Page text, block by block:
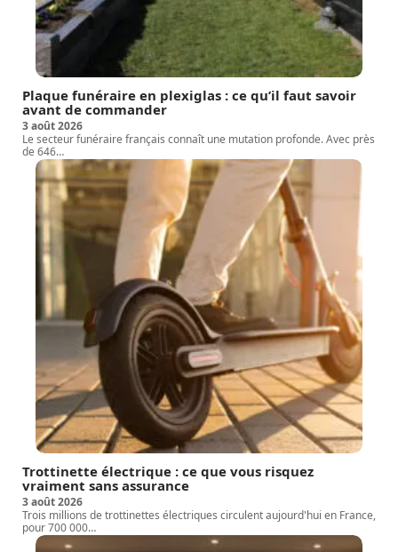
Plaque funéraire en plexiglas : ce qu’il faut savoir
avant de commander
3 août 2026
Le secteur funéraire français connaît une mutation profonde. Avec près
de 646…
Trottinette électrique : ce que vous risquez
vraiment sans assurance
3 août 2026
Trois millions de trottinettes électriques circulent aujourd'hui en France,
pour 700 000…